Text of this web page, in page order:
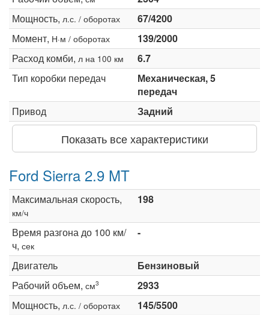
Мощность, л.с. / оборотах
67/4200
Момент, Н·м / оборотах
139/2000
Расход комби, л на 100 км
6.7
Тип коробки передач
Механическая, 5
передач
Привод
Задний
Показать все характеристики
Ford Sierra 2.9 MT
Максимальная скорость,
км/ч
198
Время разгона до 100 км/
ч, сек
-
Двигатель
Бензиновый
Рабочий объем, см3
2933
Мощность, л.с. / оборотах
145/5500